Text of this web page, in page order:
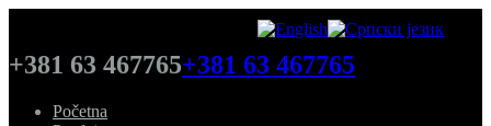
+381 63 467765+381 63 467765
Početna